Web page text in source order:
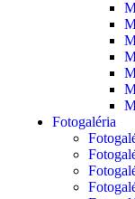
Fotogaléria